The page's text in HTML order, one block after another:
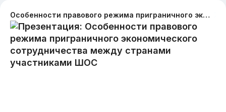
Особенности правового режима приграничного экономического сотрудничества между странами участниками ШОС